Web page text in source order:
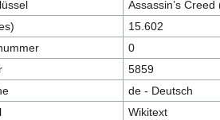
Assassin’s Creed
15.602
0
5859
de - Deutsch
Wikitext